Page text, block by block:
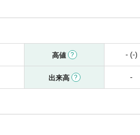
高値 - (-)
出来高 -